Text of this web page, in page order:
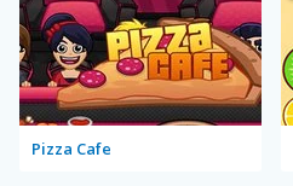
Pizza Cafe